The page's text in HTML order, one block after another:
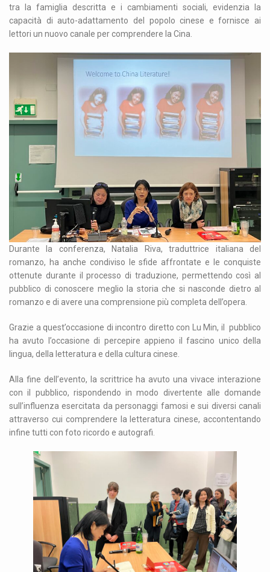
tra la famiglia descritta e i cambiamenti sociali, evidenzia la
capacità di auto-adattamento del popolo cinese e fornisce ai
lettori un nuovo canale per comprendere la Cina.
Durante la conferenza, Natalia Riva, traduttrice italiana del
romanzo, ha anche condiviso le sfide affrontate e le conquiste
ottenute durante il processo di traduzione, permettendo così al
pubblico di conoscere meglio la storia che si nasconde dietro al
romanzo e di avere una comprensione più completa dell’opera.
Grazie a quest’occasione di incontro diretto con Lu Min, il pubblico
ha avuto l’occasione di percepire appieno il fascino unico della
lingua, della letteratura e della cultura cinese.
Alla fine dell’evento, la scrittrice ha avuto una vivace interazione
con il pubblico, rispondendo in modo divertente alle domande
sull’influenza esercitata da personaggi famosi e sui diversi canali
attraverso cui comprendere la letteratura cinese, accontentando
infine tutti con foto ricordo e autografi.